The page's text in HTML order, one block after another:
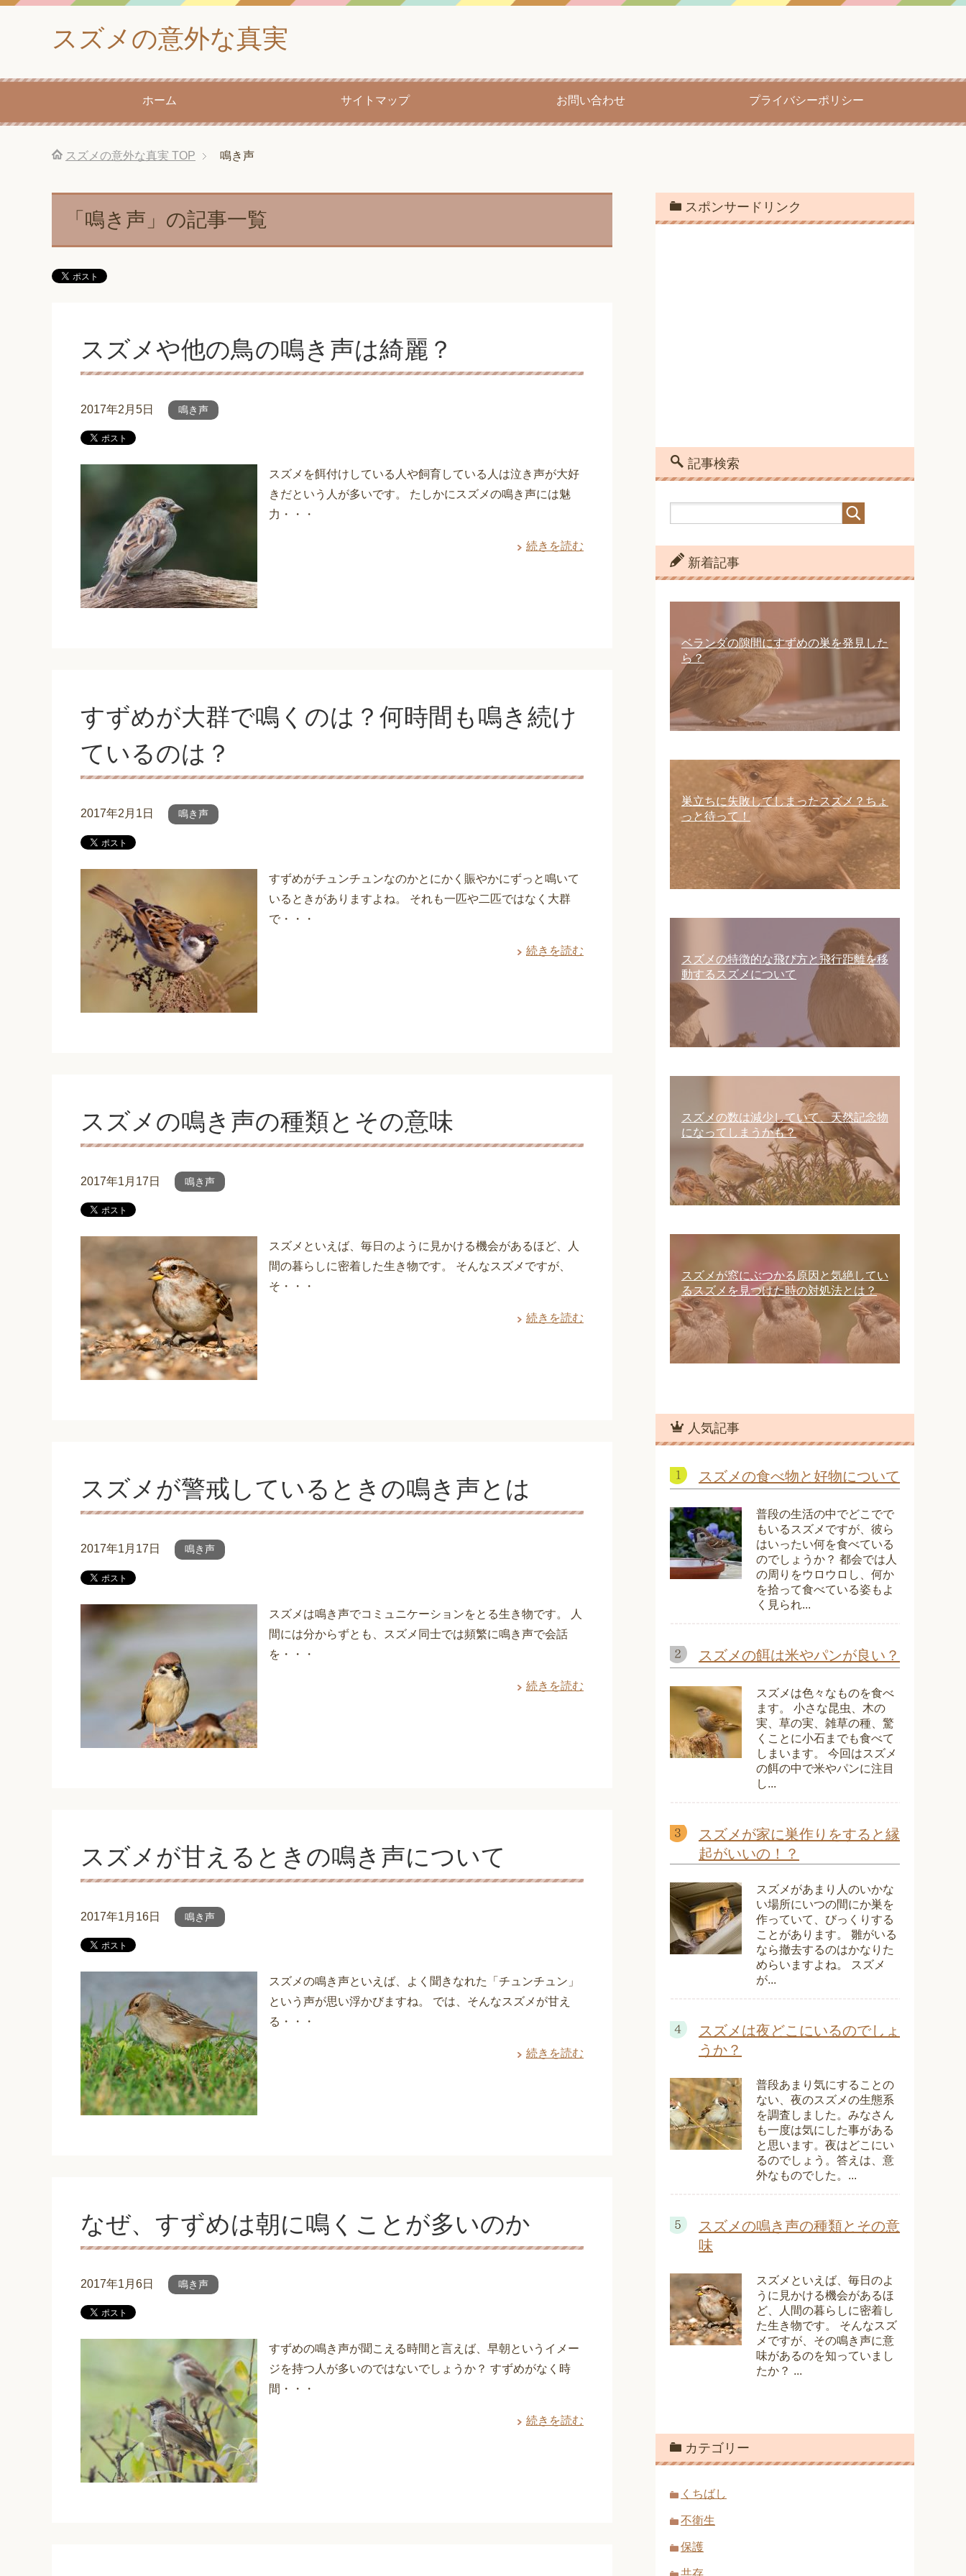
スズメの意外な真実
ホーム サイトマップ お問い合わせ プライバシーポリシー
スズメの意外な真実 TOP 鳴き声
「鳴き声」の記事一覧
スズメや他の鳥の鳴き声は綺麗？
2017年2月5日 鳴き声
スズメを餌付けしている人や飼育している人は泣き声が大好
きだという人が多いです。 たしかにスズメの鳴き声には魅
力・・・
続きを読む
すずめが大群で鳴くのは？何時間も鳴き続け
ているのは？
2017年2月1日 鳴き声
すずめがチュンチュンなのかとにかく賑やかにずっと鳴いて
いるときがありますよね。 それも一匹や二匹ではなく大群
で・・・
続きを読む
スズメの鳴き声の種類とその意味
2017年1月17日 鳴き声
スズメといえば、毎日のように見かける機会があるほど、人
間の暮らしに密着した生き物です。 そんなスズメですが、
そ・・・
続きを読む
スズメが警戒しているときの鳴き声とは
2017年1月17日 鳴き声
スズメは鳴き声でコミュニケーションをとる生き物です。 人
間には分からずとも、スズメ同士では頻繁に鳴き声で会話
を・・・
続きを読む
スズメが甘えるときの鳴き声について
2017年1月16日 鳴き声
スズメの鳴き声といえば、よく聞きなれた「チュンチュン」
という声が思い浮かびますね。 では、そんなスズメが甘え
る・・・
続きを読む
なぜ、すずめは朝に鳴くことが多いのか
2017年1月6日 鳴き声
すずめの鳴き声が聞こえる時間と言えば、早朝というイメー
ジを持つ人が多いのではないでしょうか？ すずめがなく時
間・・・
続きを読む
スポンサードリンク
記事検索
新着記事
ベランダの隙間にすずめの巣を発見した
ら？
巣立ちに失敗してしまったスズメ？ちょ
っと待って！
スズメの特徴的な飛び方と飛行距離を移
動するスズメについて
スズメの数は減少していて、天然記念物
になってしまうかも？
スズメが窓にぶつかる原因と気絶してい
るスズメを見つけた時の対処法とは？
人気記事
スズメの食べ物と好物について
普段の生活の中でどこでで
もいるスズメですが、彼ら
はいったい何を食べている
のでしょうか？ 都会では人
の周りをウロウロし、何か
を拾って食べている姿もよ
く見られ...
スズメの餌は米やパンが良い？
スズメは色々なものを食べ
ます。 小さな昆虫、木の
実、草の実、雑草の種、驚
くことに小石までも食べて
しまいます。 今回はスズメ
の餌の中で米やパンに注目
し...
スズメが家に巣作りをすると縁
起がいいの！？
スズメがあまり人のいかな
い場所にいつの間にか巣を
作っていて、びっくりする
ことがあります。 雛がいる
なら撤去するのはかなりた
めらいますよね。 スズメ
が...
スズメは夜どこにいるのでしょ
うか？
普段あまり気にすることの
ない、夜のスズメの生態系
を調査しました。みなさん
も一度は気にした事がある
と思います。夜はどこにい
るのでしょう。答えは、意
外なものでした。...
スズメの鳴き声の種類とその意
味
スズメといえば、毎日のよ
うに見かける機会があるほ
ど、人間の暮らしに密着し
た生き物です。 そんなスズ
メですが、その鳴き声に意
味があるのを知っていまし
たか？ ...
カテゴリー
くちばし
不衛生
保護
共存